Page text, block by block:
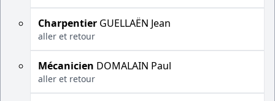
Charpentier GUELLAËN Jean
aller et retour
Mécanicien DOMALAIN Paul
aller et retour